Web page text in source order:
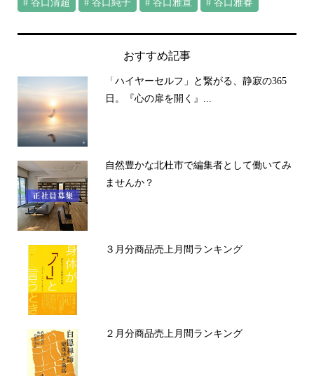
谷口清超
谷口純子 谷口雅宣 谷口雅春
おすすめ記事
「ハイヤーセルフ」と繋がる、静寂の365
日。『心の扉を開く』...
自然豊かな北杜市で編集者として働いてみ
ませんか？
３月分商品売上月間ランキング
２月分商品売上月間ランキング